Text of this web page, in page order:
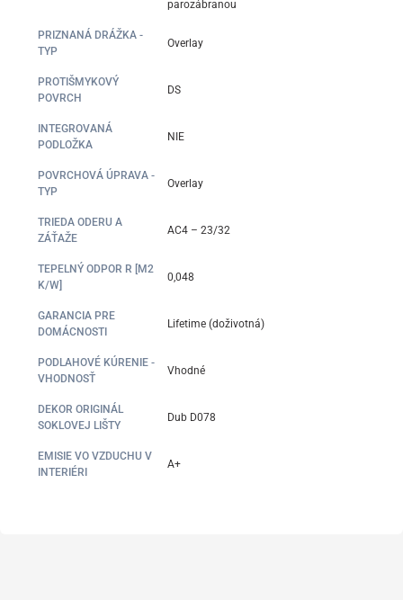
parozábranou
PRIZNANÁ DRÁŽKA -
TYP
Overlay
PROTIŠMYKOVÝ
POVRCH
DS
INTEGROVANÁ
PODLOŽKA
NIE
POVRCHOVÁ ÚPRAVA -
TYP
Overlay
TRIEDA ODERU A
ZÁŤAŽE
AC4 – 23/32
TEPELNÝ ODPOR R [M2
K/W]
0,048
GARANCIA PRE
DOMÁCNOSTI
Lifetime (doživotná)
PODLAHOVÉ KÚRENIE -
VHODNOSŤ
Vhodné
DEKOR ORIGINÁL
SOKLOVEJ LIŠTY
Dub D078
EMISIE VO VZDUCHU V
INTERIÉRI
A+